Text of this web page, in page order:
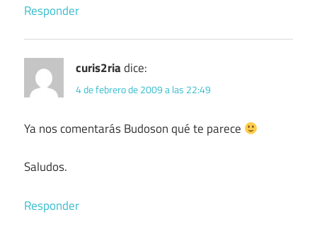
Responder
curis2riadice:
4 de febrero de 2009 a las 22:49
Ya nos comentarás Budoson qué te parece
Saludos.
Responder